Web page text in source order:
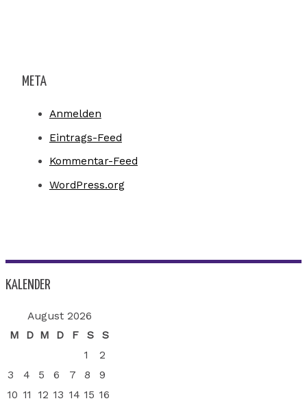
META
Anmelden
Eintrags-Feed
Kommentar-Feed
WordPress.org
KALENDER
August 2026
M
D M D F S
S
1
2
3
4 5 6 7 8
9
10 11 12 13 14 15 16